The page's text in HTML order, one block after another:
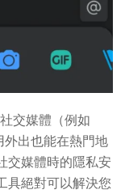
交媒體（例如
出也能在熱門地
交媒體時的隱私安
具絕對可以解決您